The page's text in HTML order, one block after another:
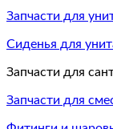
Запчасти для
Сиденья для
Запчасти для
Запчасти для